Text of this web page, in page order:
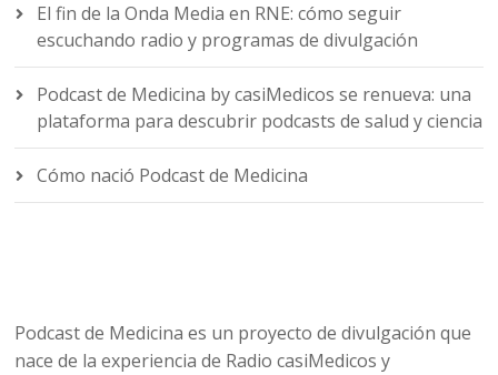
El fin de la Onda Media en RNE: cómo seguir
escuchando radio y programas de divulgación
Podcast de Medicina by casiMedicos se renueva: una
plataforma para descubrir podcasts de salud y ciencia
Cómo nació Podcast de Medicina
Podcast de Medicina es un proyecto de divulgación que
nace de la experiencia de Radio casiMedicos y